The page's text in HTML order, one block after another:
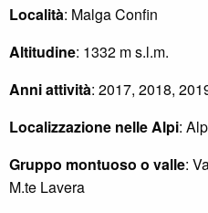
Località: Malga Confin
Altitudine: 1332 m s.l.m.
Anni attività: 2017, 2018,
Localizzazione nelle Alpi:
Gruppo montuoso o valle:
M.te Lavera